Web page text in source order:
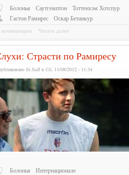
Болонья Саутгемптон
Тоттенхэм Хотспур
Гастон Рамирес
Оскар Бетанкур
комментария Читать далее
Страсти по Рамиресу
St.Saff в Сб, 11/08/2012 - 11:34
Болонья
Интернационале